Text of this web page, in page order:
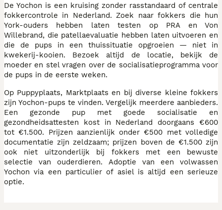
De Yochon is een kruising zonder rasstandaard of centrale
fokkercontrole in Nederland. Zoek naar fokkers die hun
York-ouders hebben laten testen op PRA en Von
Willebrand, die patellaevaluatie hebben laten uitvoeren en
die de pups in een thuissituatie opgroeien — niet in
kwekerij-kooien. Bezoek altijd de locatie, bekijk de
moeder en stel vragen over de socialisatieprogramma voor
de pups in de eerste weken.
Op Puppyplaats, Marktplaats en bij diverse kleine fokkers
zijn Yochon-pups te vinden. Vergelijk meerdere aanbieders.
Een gezonde pup met goede socialisatie en
gezondheidsattesten kost in Nederland doorgaans €600
tot €1.500. Prijzen aanzienlijk onder €500 met volledige
documentatie zijn zeldzaam; prijzen boven de €1.500 zijn
ook niet uitzonderlijk bij fokkers met een bewuste
selectie van ouderdieren. Adoptie van een volwassen
Yochon via een particulier of asiel is altijd een serieuze
optie.